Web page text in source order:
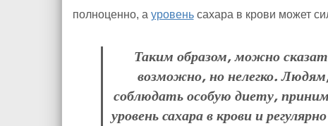
полноценно, а уровеньсахара в крови может
Таким образом, можно
возможно, но нелегко.
соблюдать особую диету,
уровень сахара в крови и